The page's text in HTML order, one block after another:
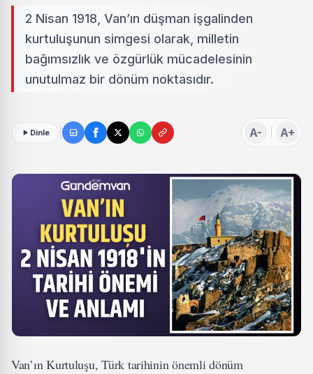
2 Nisan 1918, Van’ın düşman işgalinden
kurtuluşunun simgesi olarak, milletin
bağımsızlık ve özgürlük mücadelesinin
unutulmaz bir dönüm noktasıdır.
Dinle A- A+
Van’ın Kurtuluşu, Türk tarihinin önemli dönüm